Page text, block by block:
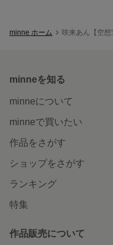
minne ホーム 咲来あん【空
minneを知る
minneについて
minneで買いたい
作品をさがす
ショップをさがす
ランキング
特集
作品販売について